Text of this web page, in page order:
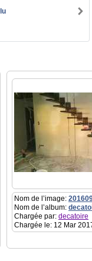
Nom de l’image:
Nom de l’album:
Chargée par: decatoire
Chargée le: 12 Mar